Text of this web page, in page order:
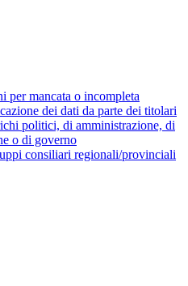
per mancata o incompleta
dei dati da parte dei titolari
politici, di amministrazione, di
o di governo
consiliari regionali/provinciali